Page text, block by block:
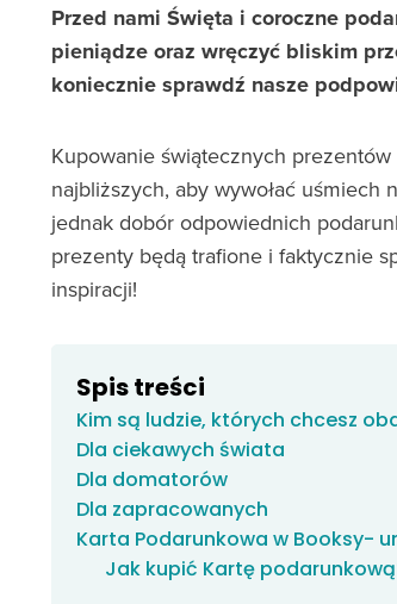
Przed nami Święta i coroczne
pieniądze oraz wręczyć bliskim
koniecznie sprawdź nasze
Kupowanie świątecznych
najbliższych, aby wywołać
jednak dobór odpowiednich
prezenty będą trafione i faktycznie
inspiracji!
Spis treści
Kim są ludzie, których chcesz
Dla ciekawych świata
Dla domatorów
Dla zapracowanych
Karta Podarunkowa w Booksy-
Jak kupić Kartę